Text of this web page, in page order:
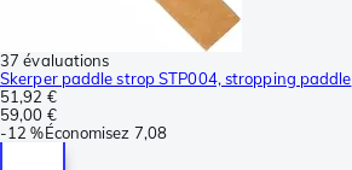
37 évaluations
Skerper paddle strop STP004, stropping paddle
51,92 €
59,00 €
-12 %Économisez 7,08